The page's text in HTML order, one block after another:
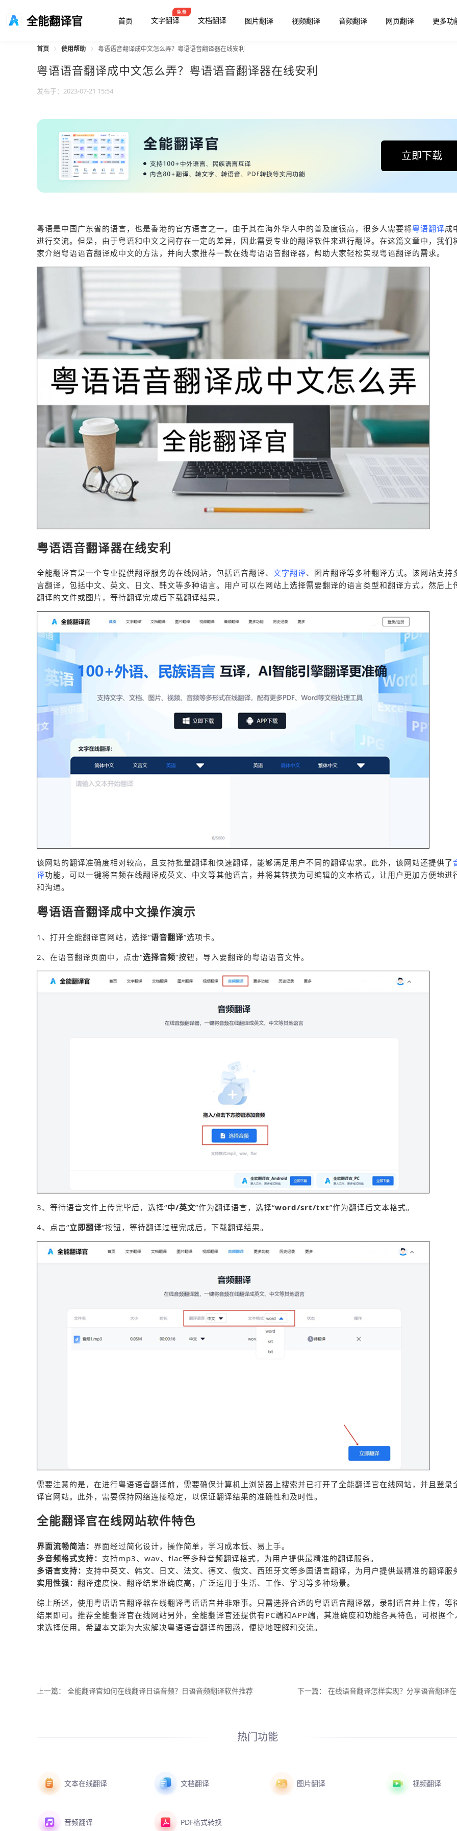
全能翻译官 首页 文字翻译 文档翻译 图片翻译 视频翻译 音频翻译 网页翻译 更多功
首页 使用帮助 粤语语音翻译成中文怎么弄？粤语语音翻译器在线安利
粤语语音翻译成中文怎么弄？粤语语音翻译器在线安利
发布于：2023-07-21 15:54
立即下载
粤语是中国广东省的语言，也是香港的官方语言之一。由于其在海外华人中的普及度很高，很多人需要将粤语翻译成
进行交流。但是，由于粤语和中文之间存在一定的差异，因此需要专业的翻译软件来进行翻译。在这篇文章中，我们
家介绍粤语语音翻译成中文的方法，并向大家推荐一款在线粤语语音翻译器，帮助大家轻松实现粤语翻译的需求。
粤语语音翻译器在线安利
全能翻译官是一个专业提供翻译服务的在线网站，包括语音翻译、 文字翻译、图片翻译等多种翻译方式。该网站支持
言翻译，包括中文、英文、日文、韩文等多种语言。用户可以在网站上选择需要翻译的语言类型和翻译方式，然后上
翻译的文件或图片，等待翻译完成后下载翻译结果。
该网站的翻译准确度相对较高，且支持批量翻译和快速翻译，能够满足用户不同的翻译需求。此外，该网站还提供了
译功能，可以一键将音频在线翻译成英文、中文等其他语言，并将其转换为可编辑的文本格式，让用户更加方便地进
和沟通。
粤语语音翻译成中文操作演示
1、打开全能翻译官网站，选择“语音翻译”选项卡。
2、在语音翻译页面中，点击“选择音频”按钮，导入要翻译的粤语语音文件。
3、等待语音文件上传完毕后，选择“中/英文”作为翻译语言，选择“word/srt/txt”作为翻译后文本格式。
4、点击“立即翻译”按钮，等待翻译过程完成后，下载翻译结果。
需要注意的是，在进行粤语语音翻译前，需要确保计算机上浏览器上搜索并已打开了全能翻译官在线网站，并且登录
译官网站。此外，需要保持网络连接稳定，以保证翻译结果的准确性和及时性。
全能翻译官在线网站软件特色
界面流畅简洁： 界面经过简化设计，操作简单，学习成本低、易上手。
多音频格式支持： 支持mp3、wav、flac等多种音频翻译格式，为用户提供最精准的翻译服务。
多语言支持： 支持中英文、韩文、日文、法文、德文、俄文、西班牙文等多国语言翻译，为用户提供最精准的翻译服
实用性强： 翻译速度快、翻译结果准确度高，广泛运用于生活、工作、学习等多种场景。
综上所述，使用粤语语音翻译器在线翻译粤语语音并非难事。只需选择合适的粤语语音翻译器，录制语音并上传，等
结果即可。推荐全能翻译官在线网站另外，全能翻译官还提供有PC端和APP端，其准确度和功能各具特色，可根据个
求选择使用。希望本文能为大家解决粤语语音翻译的困惑，便捷地理解和交流。
上一篇： 全能翻译官如何在线翻译日语音频？日语音频翻译软件推荐 下一篇： 在线语音翻译怎样实现？分享语音翻译
热门功能
文本在线翻译 文档翻译 图片翻译 视频翻译
音频翻译 PDF格式转换